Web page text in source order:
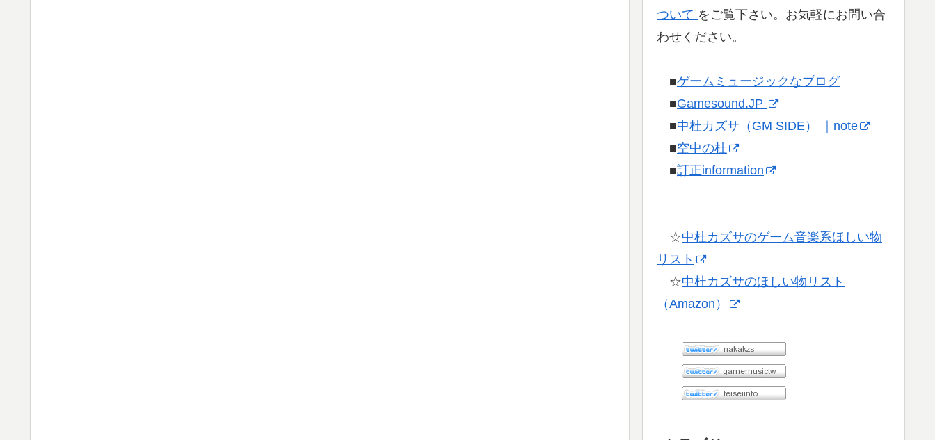
ついて をご覧下さい。お気軽にお問い合
わせください。
■ゲームミュージックなブログ
■Gamesound.JP
■中杜カズサ（GM SIDE） ｜note
■空中の杜
■訂正information
☆中杜カズサのゲーム音楽系ほしい物
リスト
☆中杜カズサのほしい物リスト
（Amazon）